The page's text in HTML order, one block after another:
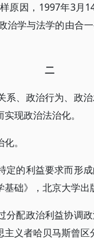
原因，1997年3月
治学与法学的由合
二
系、政治行为、政
现政治法治化。
。
定的利益要求而形
础》，北京大学出
分配政治利益协调
义者哈贝马斯曾区